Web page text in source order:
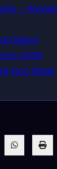
–
Digital
2026
Elon Musk